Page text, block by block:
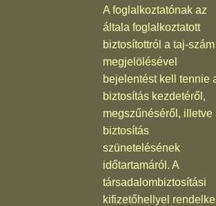
A foglalkoztatónak az
általa foglalkoztatott
biztosítottról a taj-szám
megjelölésével
bejelentést kell tennie
biztosítás kezdetéről,
megszűnéséről, illetve
biztosítás
szünetelésének
időtartamáról. A
társadalombiztosítási
kifizetőhellyel